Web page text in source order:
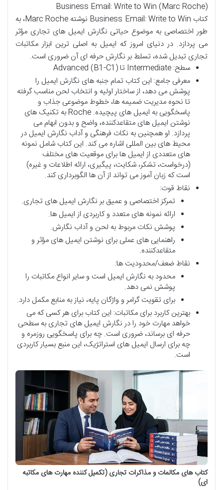
Business Email: Write to Win (Marc Roche)
کتاب Business Email: Write to Win نوشته Marc Roche، به
طور اختصاصی به موضوع حیاتی نگارش ایمیل های تجاری مؤثر
می پردازد. در دنیای امروز که ایمیل به اصلی ترین ابزار مکاتبات
تجاری تبدیل شده، تسلط بر نگارش حرفه ای آن ضروری است.
سطح: Intermediate تا Advanced (B1-C1)
معرفی جامع: این کتاب تمام جنبه های نگارش ایمیل را
پوشش می دهد، از ساختار اولیه و انتخاب لحن مناسب گرفته
تا نحوه مدیریت ضمیمه ها، خطوط موضوعی جذاب و
پاسخگویی به ایمیل های پیچیده. Roche به تکنیک های
نوشتن ایمیل های متقاعدکننده، واضح و بدون ابهام می
پردازد. او همچنین به نکات فرهنگی و آداب نگارش ایمیل در
محیط های بین المللی اشاره می کند. این کتاب شامل نمونه
های متعددی از ایمیل ها برای موقعیت های مختلف
(درخواست، تشکر، شکایت، پیگیری، ارائه اطلاعات و غیره)
است که زبان آموز می تواند از آن ها الگوبرداری کند.
نقاط قوت:
تمرکز اختصاصی و عمیق بر نگارش ایمیل های تجاری.
ارائه نمونه های متعدد و کاربردی از ایمیل ها.
پوشش نکات مربوط به لحن و آداب نگارش.
راهنمایی های عملی برای نوشتن ایمیل های مؤثر و
متقاعدکننده.
نقاط ضعف/محدودیت ها:
محدود به نگارش ایمیل است و سایر انواع مکاتبات را
پوشش نمی دهد.
برای تقویت گرامر و واژگان پایه، نیاز به منابع مکمل دارد.
بهترین کاربرد برای مکاتبات: این کتاب برای هر کسی که می
خواهد مهارت خود را در نگارش ایمیل های تجاری به سطحی
حرفه ای برساند، ضروری است. چه برای پاسخگویی روزمره و
چه برای ارسال ایمیل های استراتژیک، این منبع بسیار کاربردی
است.
کتاب های مکالمات و مذاکرات تجاری (تکمیل کننده مهارت های مکاتبه
ای)